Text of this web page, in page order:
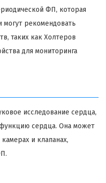
ФП, которая
рекомендовать
таких как Холтеров
для мониторинга
исследование сердца,
сердца. Она может
и клапанах,